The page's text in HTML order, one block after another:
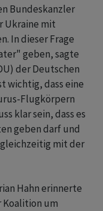
Bundeskanzler
Ukraine mit
In dieser Frage
geben, sagte
der Deutschen
wichtig, dass eine
Flugkörpern
klar sein, dass es
geben darf und
mit der
Hahn erinnerte
Koalition um